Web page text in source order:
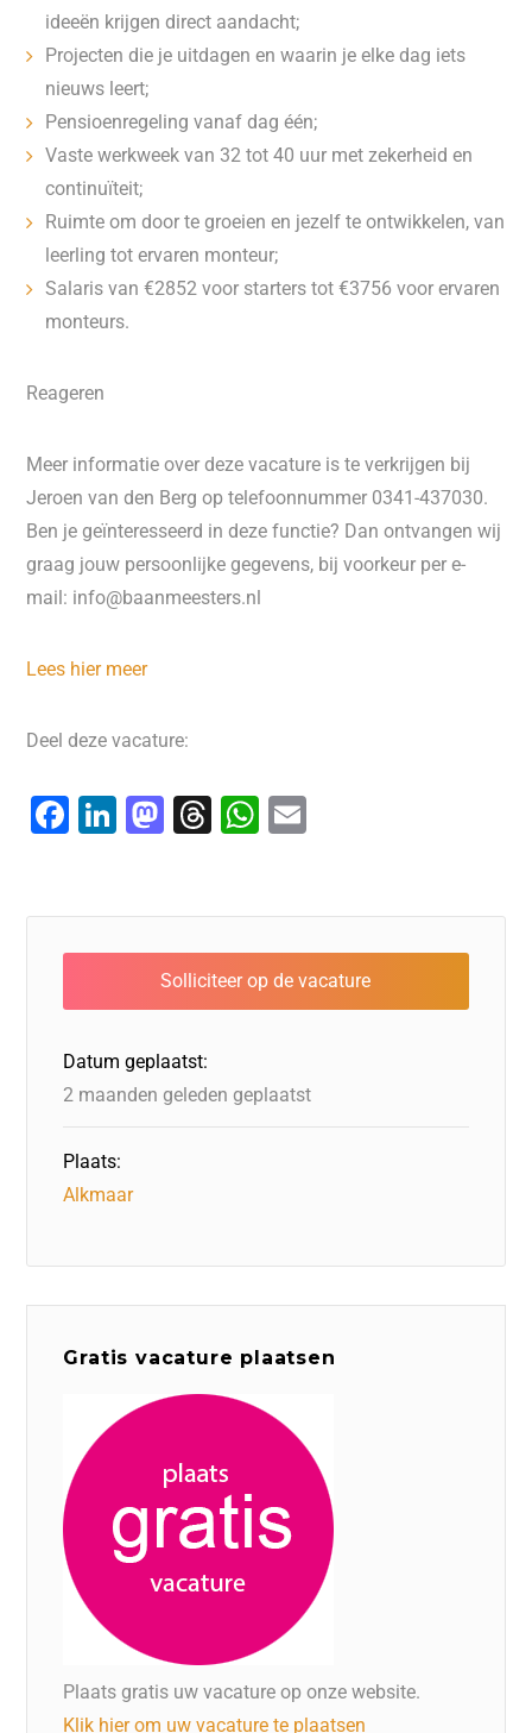
ideeën krijgen direct aandacht;
Projecten die je uitdagen en waarin je elke dag iets
nieuws leert;
Pensioenregeling vanaf dag één;
Vaste werkweek van 32 tot 40 uur met zekerheid en
continuïteit;
Ruimte om door te groeien en jezelf te ontwikkelen, van
leerling tot ervaren monteur;
Salaris van €2852 voor starters tot €3756 voor ervaren
monteurs.
Reageren
Meer informatie over deze vacature is te verkrijgen bij
Jeroen van den Berg op telefoonnummer 0341-437030.
Ben je geïnteresseerd in deze functie? Dan ontvangen wij
graag jouw persoonlijke gegevens, bij voorkeur per e-
mail: info@baanmeesters.nl
Lees hier meer
Deel deze vacature:
F
e
b
o
o
k
Li
e
dI
n
M
o
d
o
n
T
a
d
s
W
s
A
p
l
Datum geplaatst:
2 maanden geleden geplaatst
Plaats:
Alkmaar
Gratis vacature plaatsen
Plaats gratis uw vacature op onze website.
Klik hier om uw vacature te plaatsen